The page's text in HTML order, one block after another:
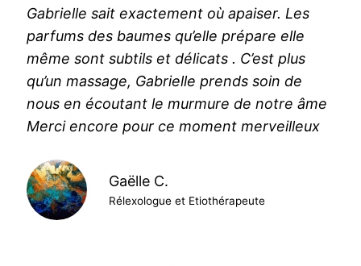
Gabrielle sait exactement où apaiser. Les
parfums des baumes qu’elle prépare elle
même sont subtils et délicats . C’est plus
qu’un massage, Gabrielle prends soin de
nous en écoutant le murmure de notre âme
Merci encore pour ce moment merveilleux
Gaëlle C.
Rélexologue et Etiothérapeute